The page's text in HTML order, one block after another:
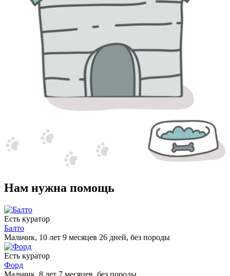
Нам нужна помощь
Есть куратор
Балто
Мальчик, 10 лет 9 месяцев 26 дней, без породы
Есть куратор
Форд